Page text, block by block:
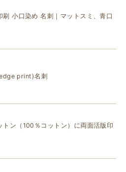
刷 小口染め 名刺｜マットスミ、青口
print)名刺
トン（100％コットン）に両面活版印